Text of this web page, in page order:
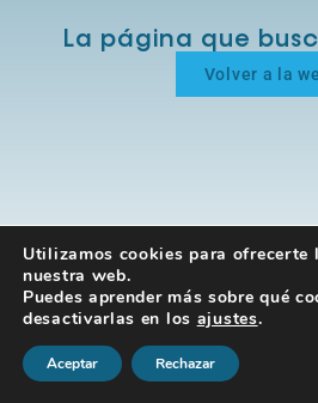
La página que
Volver a la
Utilizamos cookies para ofrecerte
nuestra web.
Puedes aprender más sobre qué
desactivarlas en los ajustes.
Aceptar Rechazar